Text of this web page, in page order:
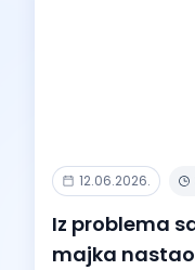
12.06.2026.
Iz problema
majka